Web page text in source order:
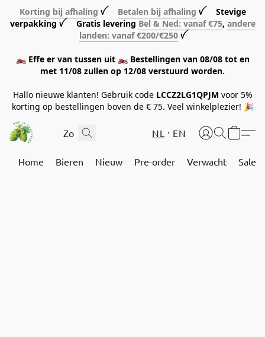
Korting bij afhaling ꪜ Betalen bij afhaling ꪜ Stevige
verpakking ꪜ Gratis levering Bel & Ned: vanaf €75, andere
landen: vanaf €200/€250 ꪜ
🏍️ Effe er van tussen uit 🏍️ Bestellingen van 08/08 tot en
met 11/08 zullen op 12/08 verstuurd worden.
Hallo nieuwe klanten! Gebruik code LCCZ2LG1QPJM voor 5%
korting op bestellingen boven de € 75. Veel winkelplezier! 🎉
NL EN
Home Bieren Nieuw Pre-order Verwacht Sale